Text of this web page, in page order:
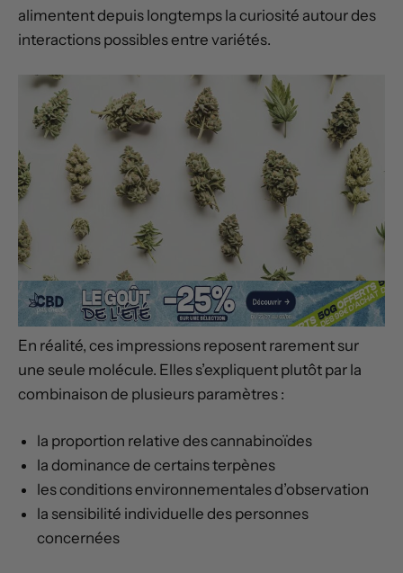
alimentent depuis longtemps la curiosité autour des
interactions possibles entre variétés.
En réalité, ces impressions reposent rarement sur
une seule molécule. Elles s’expliquent plutôt par la
combinaison de plusieurs paramètres :
la proportion relative des cannabinoïdes
la dominance de certains terpènes
les conditions environnementales d’observation
la sensibilité individuelle des personnes
concernées